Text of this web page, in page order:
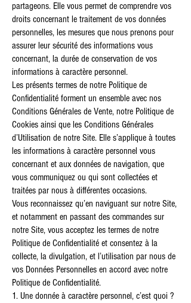
partageons. Elle vous permet de comprendre vos
droits concernant le traitement de vos données
personnelles, les mesures que nous prenons pour
assurer leur sécurité des informations vous
concernant, la durée de conservation de vos
informations à caractère personnel.
Les présents termes de notre Politique de
Confidentialité forment un ensemble avec nos
Conditions Générales de Vente, notre Politique de
Cookies ainsi que les Conditions Générales
d’Utilisation de notre Site. Elle s’applique à toutes
les informations à caractère personnel vous
concernant et aux données de navigation, que
vous communiquez ou qui sont collectées et
traitées par nous à différentes occasions.
Vous reconnaissez qu’en naviguant sur notre Site,
et notamment en passant des commandes sur
notre Site, vous acceptez les termes de notre
Politique de Confidentialité et consentez à la
collecte, la divulgation, et l’utilisation par nous de
vos Données Personnelles en accord avec notre
Politique de Confidentialité.
1. Une donnée à caractère personnel, c’est quoi ?